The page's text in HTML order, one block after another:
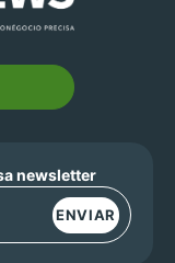
newsletter
ENVIAR